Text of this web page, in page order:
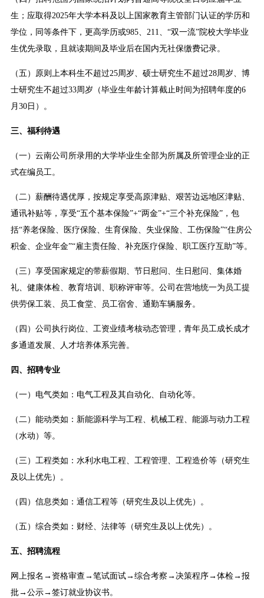
生；应取得2025年大学本科及以上国家教育主管部门认证的学历和
学位，同等条件下，更高学历或985、211、“双一流”院校大学毕业
生优先录取，且就读期间及毕业后在国内无社保缴费记录。
（五）原则上本科生不超过25周岁、硕士研究生不超过28周岁、博
士研究生不超过33周岁（毕业生年龄计算截止时间为招聘年度的6
月30日）。
三、福利待遇
（一）云南公司所录用的大学毕业生全部为所属及所管理企业的正
式在编员工。
（二）薪酬待遇优厚，按规定享受高原津贴、艰苦边远地区津贴、
通讯补贴等，享受“五个基本保险”+“两金”+“三个补充保险”，包
括“养老保险、医疗保险、生育保险、失业保险、工伤保险”“住房公
积金、企业年金”“雇主责任险、补充医疗保险、职工医疗互助”等。
（三）享受国家规定的带薪假期、节日慰问、生日慰问、集体婚
礼、健康体检、教育培训、职称评审等。公司在营地统一为员工提
供劳保工装、员工食堂、员工宿舍、通勤车辆服务。
（四）公司执行岗位、工资业绩考核动态管理，青年员工成长成才
多通道发展、人才培养体系完善。
四、招聘专业
（一）电气类如：电气工程及其自动化、自动化等。
（二）能动类如：新能源科学与工程、机械工程、能源与动力工程
（水动）等。
（三）工程类如：水利水电工程、工程管理、工程造价等（研究生
及以上优先）。
（四）信息类如：通信工程等（研究生及以上优先）。
（五）综合类如：财经、法律等（研究生及以上优先）。
五、招聘流程
网上报名→资格审查→笔试面试→综合考察→决策程序→体检→报
批→公示→签订就业协议书。